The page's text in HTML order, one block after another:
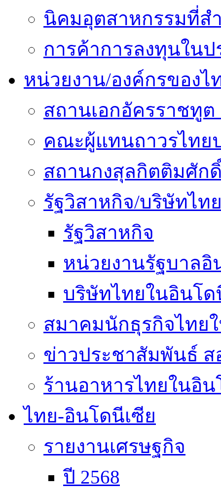
นิคมอุตสาหกรรมที่ส
การค้าการลงทุนในป
หน่วยงาน/องค์กรของไ
สถานเอกอัครราชทู
คณะผู้แทนถาวรไทย
สถานกงสุลกิตติมศัก
รัฐวิสาหกิจ/บริษัทไท
รัฐวิสาหกิจ
หน่วยงานรัฐบาลอิ
บริษัทไทยในอินโด
สมาคมนักธุรกิจไทย
ข่าวประชาสัมพันธ์ ส
ร้านอาหารไทยในอิน
ไทย-อินโดนีเซีย
รายงานเศรษฐกิจ
ปี 2568